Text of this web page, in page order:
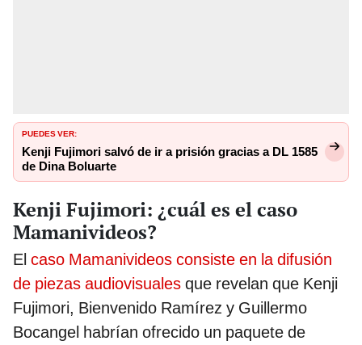
PUEDES VER:
Kenji Fujimori salvó de ir a prisión gracias a DL 1585
de Dina Boluarte
Kenji Fujimori: ¿cuál es el caso
Mamanivideos?
El caso Mamanivideos consiste en la difusión
de piezas audiovisuales que revelan que Kenji
Fujimori, Bienvenido Ramírez y Guillermo
Bocangel habrían ofrecido un paquete de